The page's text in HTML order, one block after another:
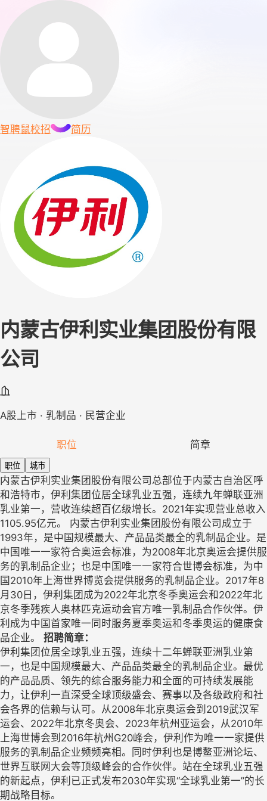
智聘鼠校招 简历
内蒙古伊利实业集团股份有限
公司
A股上市 · 乳制品 · 民营企业
职位 简章
职位 城市
内蒙古伊利实业集团股份有限公司总部位于内蒙古自治区呼
和浩特市，伊利集团位居全球乳业五强，连续九年蝉联亚洲
乳业第一，营收连续超百亿级增长。2021年实现营业总收入
1105.95亿元。 内蒙古伊利实业集团股份有限公司成立于
1993年，是中国规模最大、产品品类最全的乳制品企业。是
中国唯一一家符合奥运会标准，为2008年北京奥运会提供服
务的乳制品企业；也是中国唯一一家符合世博会标准，为中
国2010年上海世界博览会提供服务的乳制品企业。2017年8
月30日，伊利集团成为2022年北京冬季奥运会和2022年北
京冬季残疾人奥林匹克运动会官方唯一乳制品合作伙伴。伊
利成为中国首家唯一同时服务夏季奥运和冬季奥运的健康食
品企业。 招聘简章：
伊利集团位居全球乳业五强，连续十二年蝉联亚洲乳业第
一，也是中国规模最大、产品品类最全的乳制品企业。最优
的产品品质、领先的综合服务能力和全面的可持续发展能
力，让伊利一直深受全球顶级盛会、赛事以及各级政府和社
会各界的信赖与认可。从2008年北京奥运会到2019武汉军
运会、2022年北京冬奥会、2023年杭州亚运会，从2010年
上海世博会到2016年杭州G20峰会，伊利作为唯一一家提供
服务的乳制品企业频频亮相。同时伊利也是博鳌亚洲论坛、
世界互联网大会等顶级峰会的合作伙伴。 站在全球乳业五强
的新起点，伊利已正式发布2030年实现“全球乳业第一”的长
期战略目标。